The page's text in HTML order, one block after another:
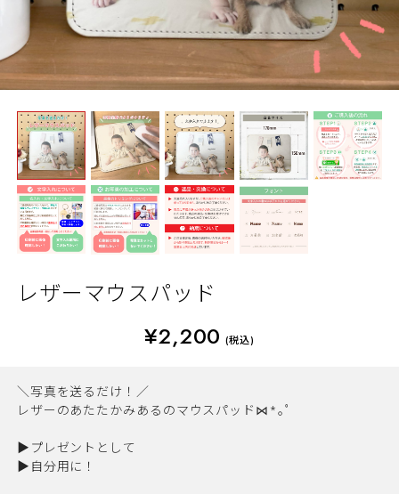
レザーマウスパッド
¥2,200 (税込)
＼写真を送るだけ！／
レザーのあたたかみあるのマウスパッド⋈*｡ﾟ
▶︎プレゼントとして
▶︎自分用に！